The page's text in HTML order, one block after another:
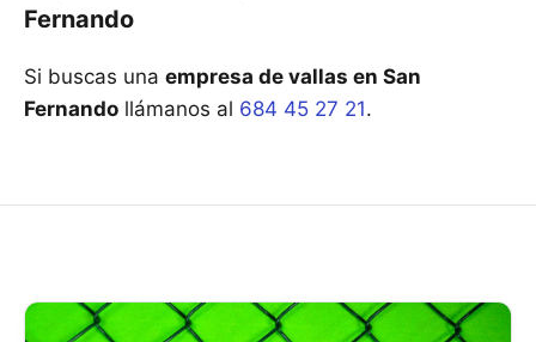
Fernando
Si buscas una empresa de vallas en San
Fernando llámanos al 684 45 27 21.